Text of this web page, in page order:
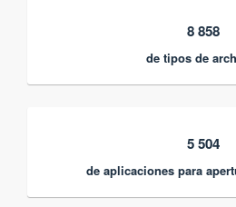
8 858
de tipos de
5 504
de aplicaciones para